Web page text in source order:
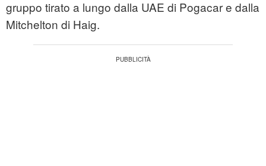
gruppo tirato a lungo dalla UAE di Pogacar e dalla
Mitchelton di Haig.